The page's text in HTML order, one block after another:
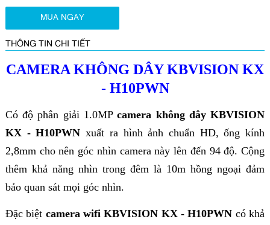
MUA NGAY
THÔNG TIN CHI TIẾT
CAMERA KHÔNG DÂY KBVISION KX
- H10PWN
Có độ phân giải 1.0MPcamera không dây KBVISION
KX - H10PWN xuất ra hình ảnh chuẩn HD, ống kính
2,8mm cho nên góc nhìn camera này lên đến 94 độ. Cộng
thêm khả năng nhìn trong đêm là 10m hồng ngoại đảm
bảo quan sát mọi góc nhìn.
Đặc biệt camera wifi KBVISION KX - H10PWN có khả